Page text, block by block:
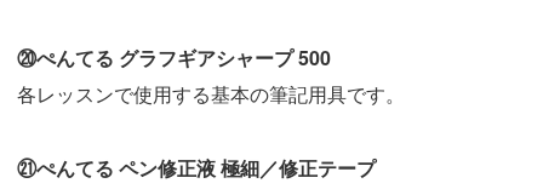
⑳ぺんてる グラフギアシャープ 500
各レッスンで使用する基本の筆記用具です。
㉑ぺんてる ペン修正液 極細／修正テープ